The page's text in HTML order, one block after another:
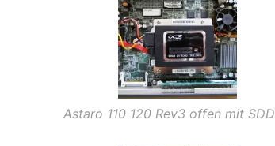
Astaro 110 120 Rev3 offen mit SDD